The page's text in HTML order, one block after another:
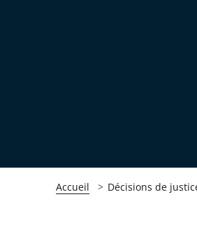
Accueil Décisions de